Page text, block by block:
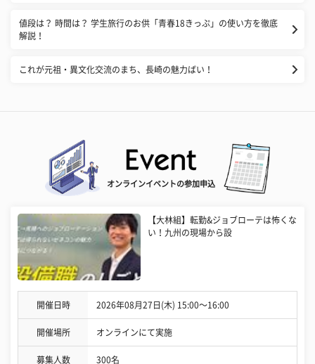
値段は？ 時間は？ 学生旅行のお供「青春18きっぷ」の使い方を徹底
解説！
これが元祖・異文化交流のまち、長崎の魅力ばい！
オンラインイベントの参加申込
【大林組】転勤&ジョブローテは怖くな
い！九州の現場から設
開催日時 2026年08月27日(木) 15:00〜16:00
開催場所 オンラインにて実施
募集人数 300名